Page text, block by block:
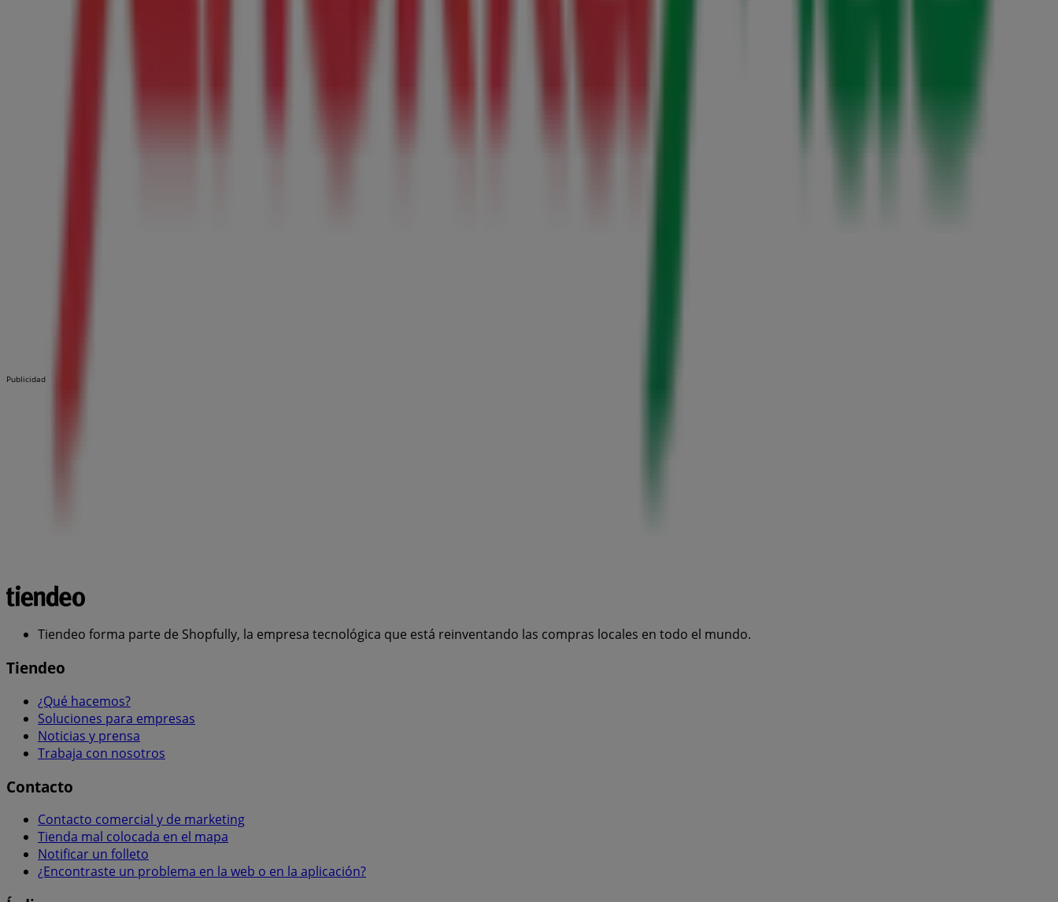
Publicidad
Tiendeo forma parte de Shopfully, la empresa tecnológica que está reinventando las compras locales en todo el mundo.
Tiendeo
¿Qué hacemos?
Soluciones para empresas
Noticias y prensa
Trabaja con nosotros
Contacto
Contacto comercial y de marketing
Tienda mal colocada en el mapa
Notificar un folleto
¿Encontraste un problema en la web o en la aplicación?